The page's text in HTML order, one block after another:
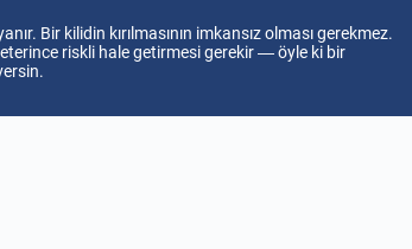
Bir kilidin kırılmasının imkansız olması gerekmez.
riskli hale getirmesi gerekir — öyle ki bir